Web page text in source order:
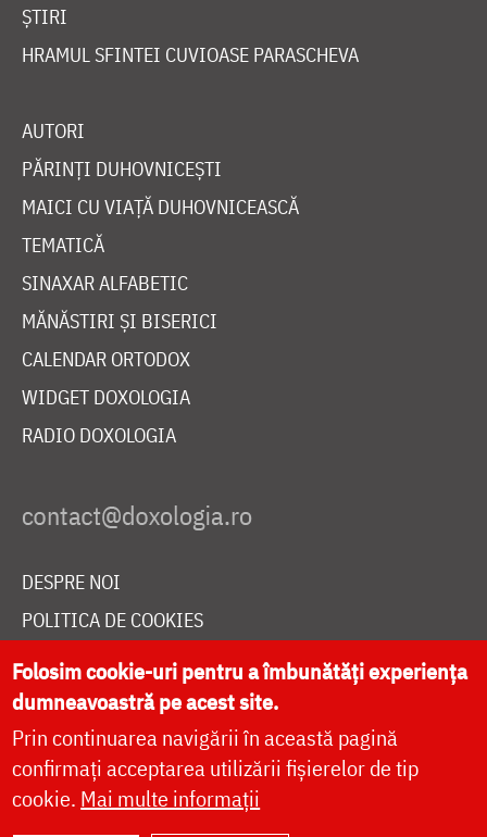
ȘTIRI
HRAMUL SFINTEI CUVIOASE PARASCHEVA
AUTORI
PĂRINȚI DUHOVNICEȘTI
MAICI CU VIAȚĂ DUHOVNICEASCĂ
TEMATICĂ
SINAXAR ALFABETIC
MĂNĂSTIRI ȘI BISERICI
CALENDAR ORTODOX
WIDGET DOXOLOGIA
RADIO DOXOLOGIA
DESPRE NOI
POLITICA DE COOKIES
DONEAZĂ ONLINE PENTRU CATEDRALA NAȚIONALĂ
LIVE
Folosim cookie-uri pentru a îmbunătăți experiența
dumneavoastră pe acest site.
Prin continuarea navigării în această pagină
confirmați acceptarea utilizării fișierelor de tip
cookie. Mai multe informații